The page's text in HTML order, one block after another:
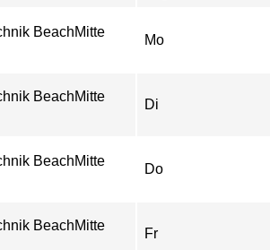
BeachMitte
Mo
BeachMitte
Di
BeachMitte
Do
BeachMitte
Fr